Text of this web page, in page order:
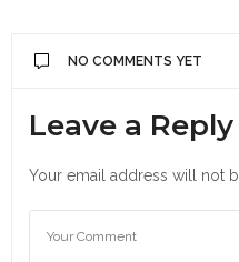
NO COMMENTS YET
Leave a Reply
Your email address will not